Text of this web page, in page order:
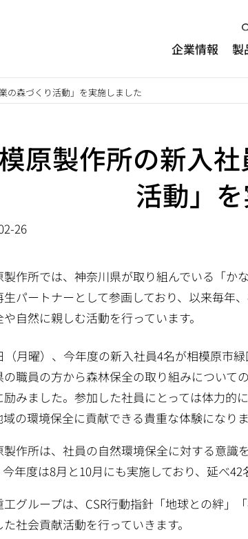
企業情報 製
の森づくり活動」を実施しました
原製作所の新入
活動」
26
製作所では、神奈川県が取り組んでいる「か
生パートナーとして参画しており、以来毎年
自然に親しむ活動を行っています。
（月曜）、今年度の新入社員4名が相模原市
の職員の方から森林保全の取り組みについて
励みました。参加した社員にとっては体力的
の環境保全に貢献できる貴重な体験になりま
製作所は、社員の自然環境保全に対する意識
年度は8月と10月にも実施しており、延べ42
工グループは、CSR行動指針「地球との絆」
社会貢献活動を行っていきます。